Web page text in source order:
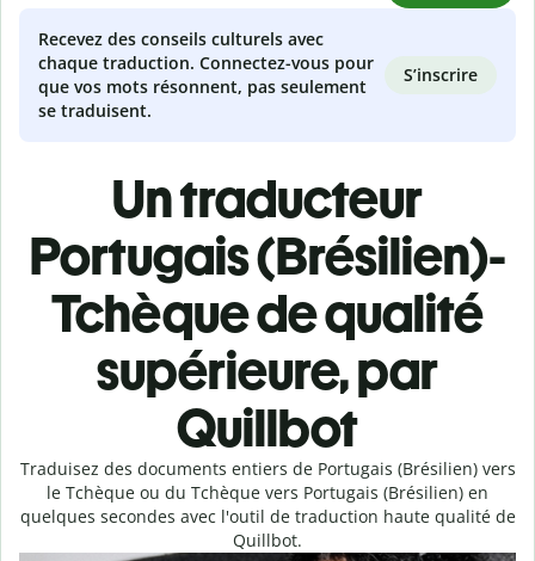
Recevez des conseils culturels avec
chaque traduction. Connectez-vous pour
que vos mots résonnent, pas seulement
se traduisent.
S’inscrire
Un traducteur
Portugais (Brésilien)-
Tchèque de qualité
supérieure, par
Quillbot
Traduisez des documents entiers de Portugais (Brésilien) vers
le Tchèque ou du Tchèque vers Portugais (Brésilien) en
quelques secondes avec l'outil de traduction haute qualité de
Quillbot.